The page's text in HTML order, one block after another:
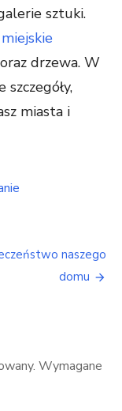
sztuki.
drzewa. W
miasta i
naszego
domu
Wymagane